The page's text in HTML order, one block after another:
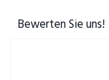
Bewerten Sie uns!